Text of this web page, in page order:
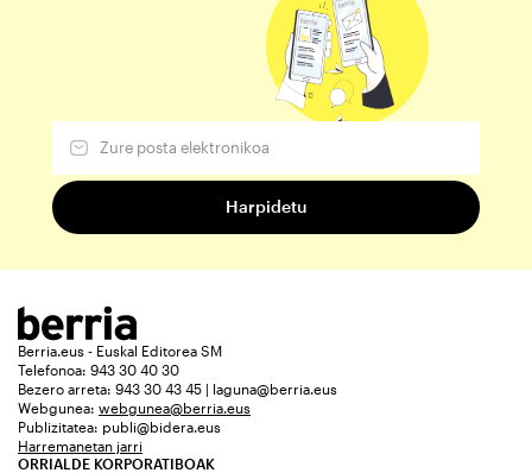
Berria.eus - Euskal Editorea SM
Telefonoa: 943 30 40 30
Bezero arreta: 943 30 43 45 | laguna@berria.eus
Webgunea: webgunea@berria.eus
Publizitatea: publi@bidera.eus
Harremanetan jarri
ORRIALDE KORPORATIBOAK